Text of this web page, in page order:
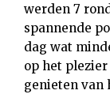
werden 7
spannende
dag wat
op het
genieten van